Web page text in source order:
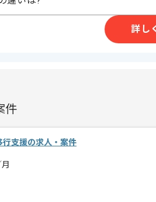
SI事業、システム運用保守事業等を展
詳し
件
行支援の求人・案件